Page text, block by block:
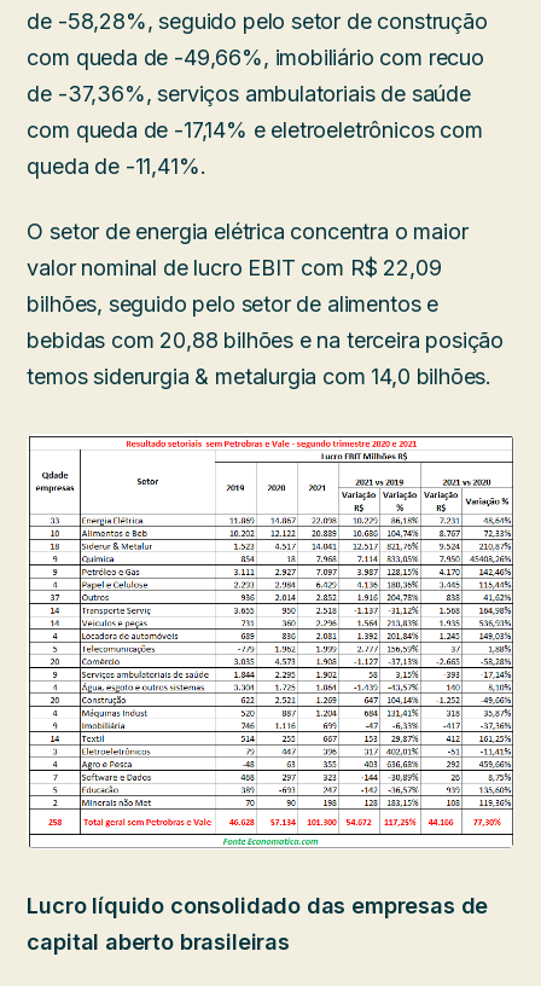
de -58,28%, seguido pelo setor de construção
com queda de -49,66%, imobiliário com recuo
de -37,36%, serviços ambulatoriais de saúde
com queda de -17,14% e eletroeletrônicos com
queda de -11,41%.
O setor de energia elétrica concentra o maior
valor nominal de lucro EBIT com R$ 22,09
bilhões, seguido pelo setor de alimentos e
bebidas com 20,88 bilhões e na terceira posição
temos siderurgia & metalurgia com 14,0 bilhões.
Lucro líquido consolidado das empresas de
capital aberto brasileiras